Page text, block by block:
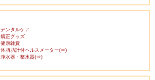
デンタルケア
矯正グッズ
健康雑貨
体脂肪計付ヘルスメーター(⇒)
浄水器・整水器(⇒)